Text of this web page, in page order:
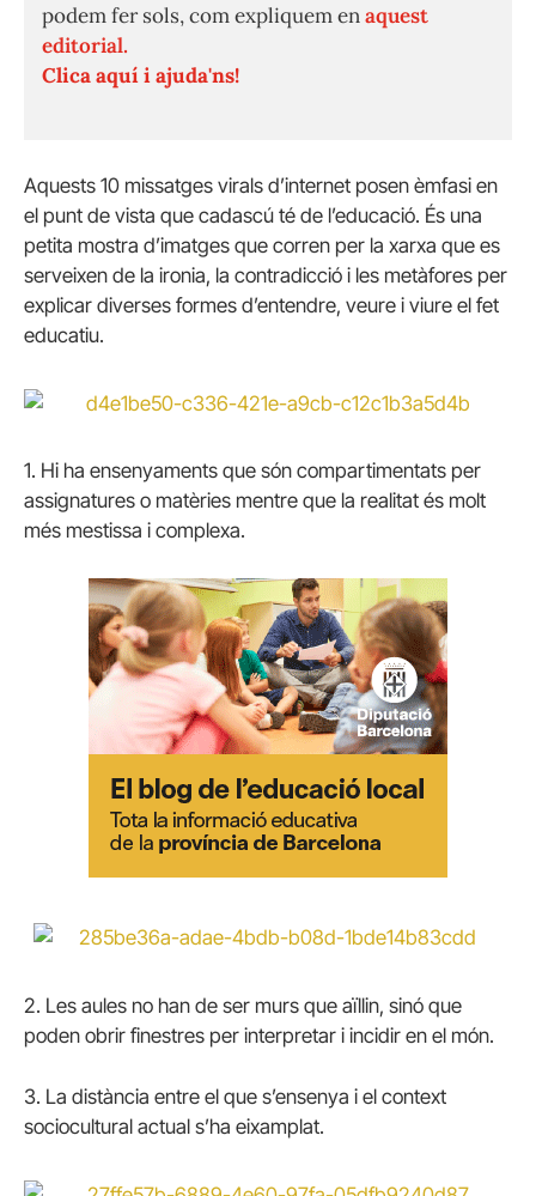
podem fer sols, com expliquem enaquest
editorial.
Clica aquí i ajuda'ns!
Aquests 10 missatges virals d’internet posen èmfasi en
el punt de vista que cadascú té de l’educació. És una
petita mostra d’imatges que corren per la xarxa que es
serveixen de la ironia, la contradicció i les metàfores per
explicar diverses formes d’entendre, veure i viure el fet
educatiu.
1. Hi ha ensenyaments que són compartimentats per
assignatures o matèries mentre que la realitat és molt
més mestissa i complexa.
2. Les aules no han de ser murs que aïllin, sinó que
poden obrir finestres per interpretar i incidir en el món.
3. La distància entre el que s’ensenya i el context
sociocultural actual s’ha eixamplat.